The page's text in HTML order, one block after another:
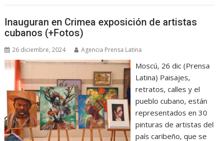
Inauguran en Crimea exposición de artistas
cubanos (+Fotos)
26 diciembre, 2024 Agencia Prensa Latina
Moscú, 26 dic (Prensa
Latina) Paisajes,
retratos, calles y el
pueblo cubano, están
representados en 30
pinturas de artistas del
país caribeño, que se